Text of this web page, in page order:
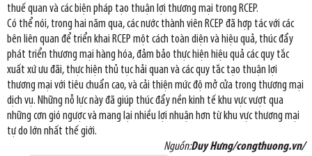
thuế quan và các biện pháp tạo thuận lợi thương mại trong RCEP.
Có thể nói, trong hai năm qua, các nước thành viên RCEP đã hợp tác với các
bên liên quan để triển khai RCEP một cách toàn diện và hiệu quả, thúc đẩy
phát triển thương mại hàng hóa, đảm bảo thực hiện hiệu quả các quy tắc
xuất xứ ưu đãi, thực hiện thủ tục hải quan và các quy tắc tạo thuận lợi
thương mại với tiêu chuẩn cao, và cải thiện mức độ mở cửa trong thương mại
dịch vụ. Những nỗ lực này đã giúp thúc đẩy nền kinh tế khu vực vượt qua
những cơn gió ngược và mang lại nhiều lợi nhuận hơn từ khu vực thương mại
tự do lớn nhất thế giới.
Nguồn:Duy Hưng/congthuong.vn/